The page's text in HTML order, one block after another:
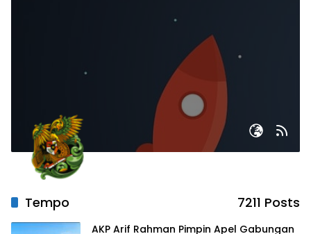
Tempo 7211 Posts
AKP Arif Rahman Pimpin Apel Gabungan